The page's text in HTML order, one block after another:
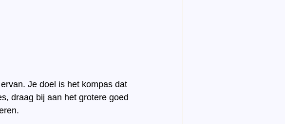
Je doel is het kompas dat
draag bij aan het grotere goed